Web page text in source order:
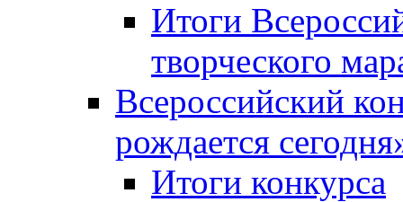
Итоги
творческого
Всероссийский
рождается
Итоги конкурса